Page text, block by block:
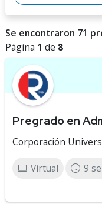
Se encontraron 71
Página 1 de 8
Pregrado en
Corporación
Virtual 9